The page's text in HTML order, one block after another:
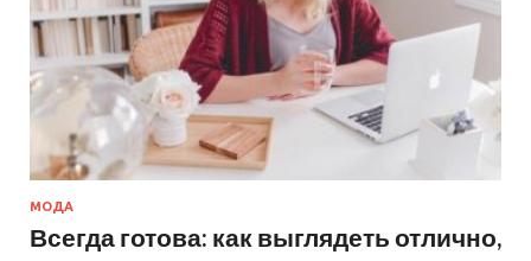
МОДА
Всегда готова: как выглядеть отлично,